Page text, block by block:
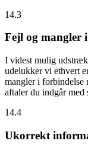
14.3
Fejl og mangler
I videst mulig
udelukker vi ethvert
mangler i forbindelse
aftaler du indgår med
14.4
Ukorrekt